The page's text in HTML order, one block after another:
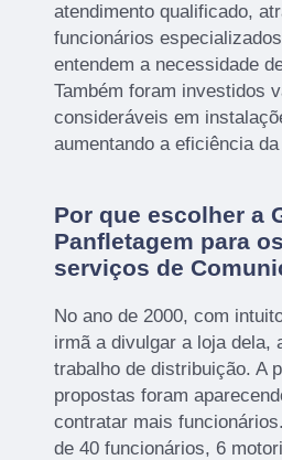
atendimento qualificado,
funcionários
entendem a necessidade
Também foram investidos
consideráveis em
aumentando a eficiência
Por que escolher a
Panfletagem para
serviços de
No ano de 2000, com
irmã a divulgar a loja dela,
trabalho de distribuição. A
propostas foram
contratar mais
de 40 funcionários, 6